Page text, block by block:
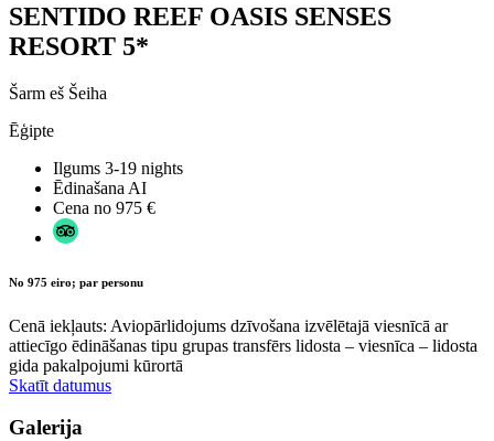
SENTIDO REEF OASIS SENSES
RESORT 5*
Šarm eš Šeiha
Ēģipte
Ilgums 3-19 nights
Ēdinašana AI
Cena no 975 €
No 975 eiro; par personu
Cenā iekļauts: Aviopārlidojums dzīvošana izvēlētajā viesnīcā ar
attiecīgo ēdināšanas tipu grupas transfērs lidosta – viesnīca – lidosta
gida pakalpojumi kūrortā
Skatīt datumus
Galerija